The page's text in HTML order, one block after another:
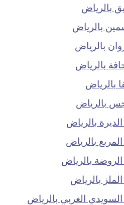
بالرياض
بالرياض
بالرياض
بالرياض
بالرياض
بالرياض
بالرياض
بالرياض
بالرياض
بالرياض
الغربي بالرياض